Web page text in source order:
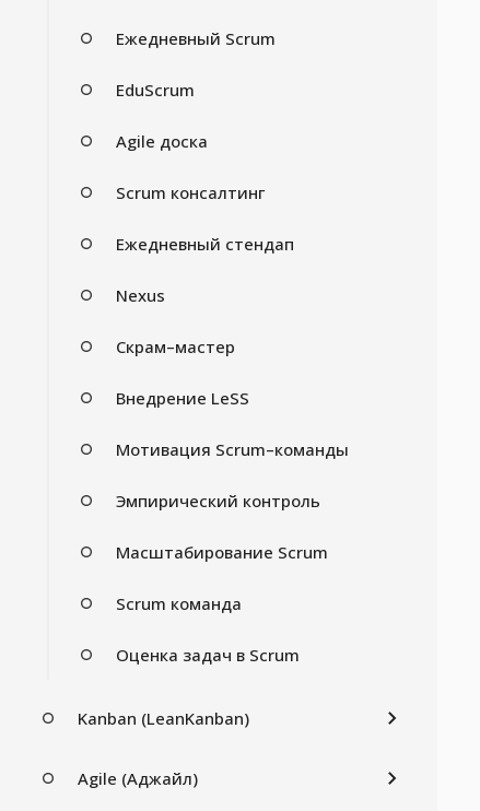
Ежедневный Scrum
EduScrum
Agile доска
Scrum консалтинг
Ежедневный стендап
Nexus
Скрам–мастер
Внедрение LeSS
Мотивация Scrum–команды
Эмпирический контроль
Масштабирование Scrum
Scrum команда
Оценка задач в Scrum
Kanban (LeanKanban)
Agile (Аджайл)